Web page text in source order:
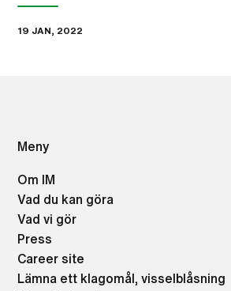
19 JAN, 2022
Meny
Om IM
Vad du kan göra
Vad vi gör
Press
Career site
Lämna ett klagomål, visselblåsning